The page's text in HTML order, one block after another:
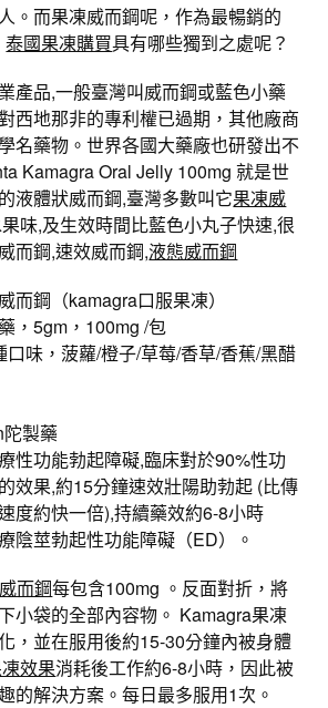
。而果凍威而鋼呢，作為最暢銷的
泰國果凍購買具有哪些獨到之處呢？
產品,一般臺灣叫威而鋼或藍色小藥
西地那非的專利權已過期，其他廠商
名藥物。世界各國大藥廠也研發出不
Kamagra Oral Jelly 100mg 就是世
液體狀威而鋼,臺灣多數叫它果凍威
味,及生效時間比藍色小丸子快速,很
而鋼,速效威而鋼,液態威而鋼
而鋼（kamagra口服果凍）
，5gm，100mg /包
口味，菠蘿/橙子/草莓/香草/香蕉/黑醋
陀製藥
性功能勃起障礙,臨床對於90%性功
效果,約15分鐘速效壯陽助勃起 (比傳
度約快一倍),持續藥效約6-8小時
陰莖勃起性功能障礙（ED）。
而鋼每包含100mg 。反面對折，將
小袋的全部內容物。 Kamagra果凍
，並在服用後約15-30分鐘內被身體
效果消耗後工作約6-8小時，因此被
的解決方案。每日最多服用1次。